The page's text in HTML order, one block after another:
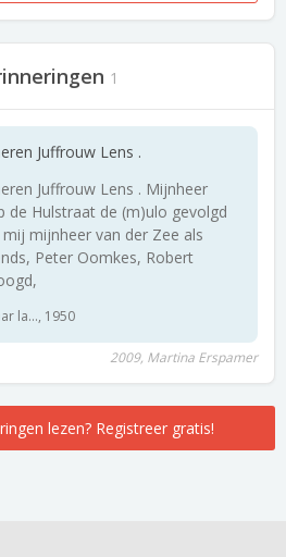
1
Juffrouw Lens .
Juffrouw Lens . Mijnheer
de Hulstraat de (m)ulo gevolgd
mijnheer van der Zee als
Peter Oomkes, Robert
la..., 1950
2009, Martina Erspamer
lezen? Registreer gratis!